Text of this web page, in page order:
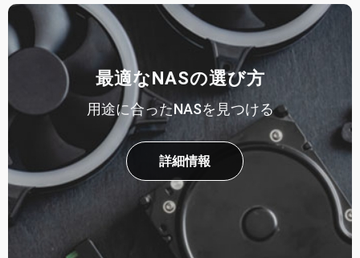
最適なNASの選び方
用途に合ったNASを見つける
詳細情報